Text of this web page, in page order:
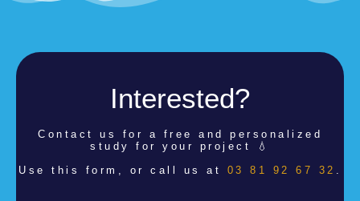
Interested?
Contact us for a free and personalized
study for your project 💧
Use this form, or call us at 03 81 92 67 32